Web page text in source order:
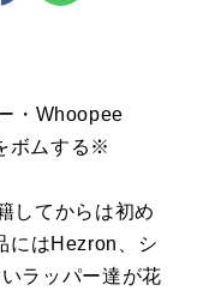
・Whoopee
ボムする※
してからは初め
にはHezron、シ
ラッパー達が花